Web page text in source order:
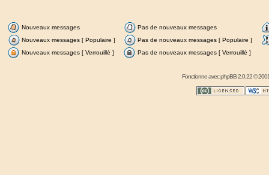
Nouveaux messages
Pas de nouveaux messages
Nouveaux messages [ Populaire ]
Pas de nouveaux messages [ Populaire ]
Nouveaux messages [ Verrouillé ]
Pas de nouveaux messages [ Verrouillé ]
Fonctionne avecphpBB2.0.22 ©